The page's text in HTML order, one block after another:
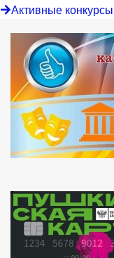
Активные конкурсы